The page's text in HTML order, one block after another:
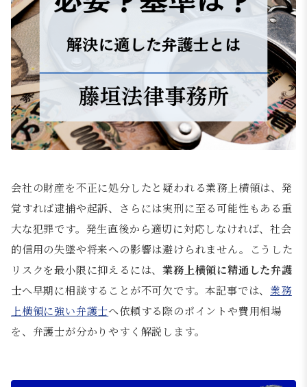
会社の財産を不正に処分したと疑われる業務上横領は、発
覚すれば逮捕や起訴、さらには実刑に至る可能性もある重
大な犯罪です。発生直後から適切に対応しなければ、社会
的信用の失墜や将来への影響は避けられません。こうした
リスクを最小限に抑えるには、業務上横領に精通した弁護
士へ早期に相談することが不可欠です。本記事では、 業務
上横領に強い弁護士へ依頼する際のポイントや費用相場
を、弁護士が分かりやすく解説します。